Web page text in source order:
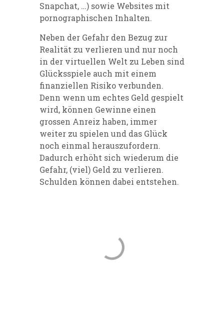
Snapchat, …) sowie Websites mit
pornographischen Inhalten.
Neben der Gefahr den Bezug zur
Realität zu verlieren und nur noch
in der virtuellen Welt zu Leben sind
Glücksspiele auch mit einem
finanziellen Risiko verbunden.
Denn wenn um echtes Geld gespielt
wird, können Gewinne einen
grossen Anreiz haben, immer
weiter zu spielen und das Glück
noch einmal herauszufordern.
Dadurch erhöht sich wiederum die
Gefahr, (viel) Geld zu verlieren.
Schulden können dabei entstehen.